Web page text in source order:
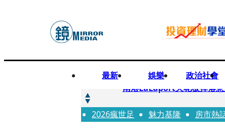
最新 娛樂 政治社會
快訊
南港LaLaport天花板掉落
快訊
川普又出招！多晶矽產品課
2026瘋世足 魅力基隆 房市熱